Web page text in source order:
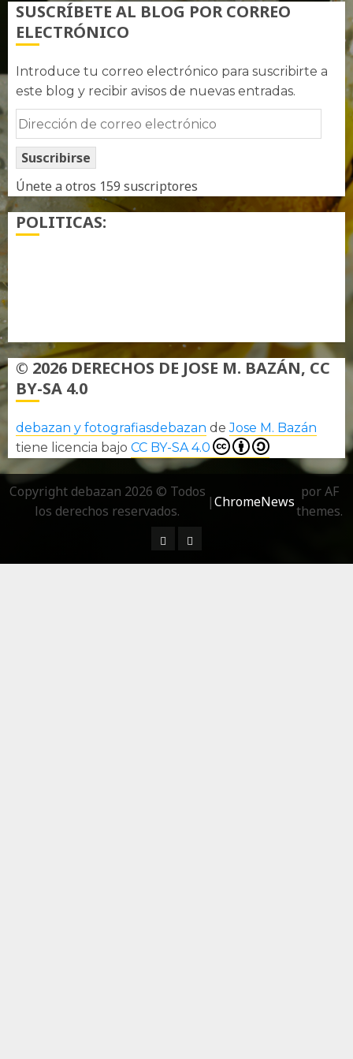
SUSCRÍBETE AL BLOG POR CORREO
ELECTRÓNICO
Introduce tu correo electrónico para suscribirte a
este blog y recibir avisos de nuevas entradas.
Dirección
de
correo
electrónico
Suscribirse
Únete a otros 159 suscriptores
POLITICAS:
© 2026 DERECHOS DE JOSE M. BAZÁN, CC
BY-SA 4.0
debazan y fotografiasdebazan deJose M. Bazán
tiene licencia bajo CC BY-SA 4.0
Copyright debazan 2026 © Todos
los derechos reservados.
|ChromeNews
por AF
themes.
¿ Quién soy…?
Más información sobre las